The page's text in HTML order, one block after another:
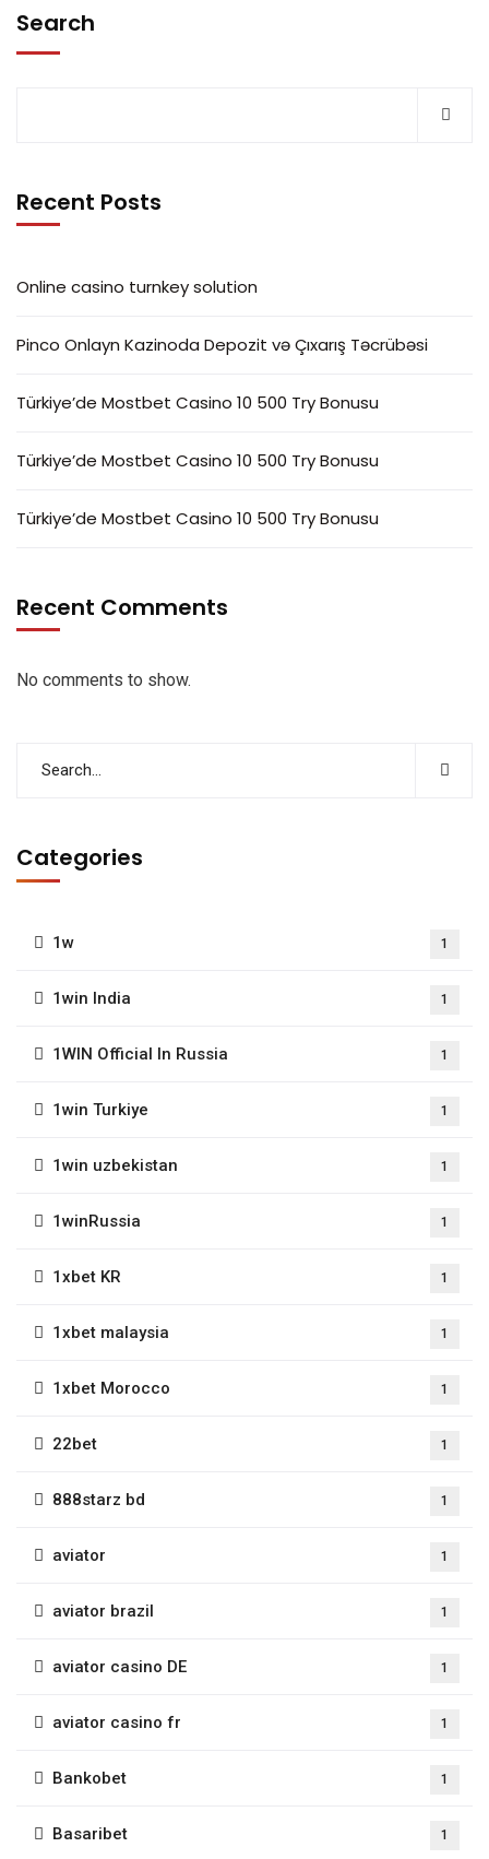
Search
Recent Posts
Online casino turnkey solution
Pinco Onlayn Kazinoda Depozit və Çıxarış Təcrübəsi
Türkiye’de Mostbet Casino 10 500 Try Bonusu
Türkiye’de Mostbet Casino 10 500 Try Bonusu
Türkiye’de Mostbet Casino 10 500 Try Bonusu
Recent Comments
No comments to show.
Categories
1w 1
1win India 1
1WIN Official In Russia 1
1win Turkiye 1
1win uzbekistan 1
1winRussia 1
1xbet KR 1
1xbet malaysia 1
1xbet Morocco 1
22bet 1
888starz bd 1
aviator 1
aviator brazil 1
aviator casino DE 1
aviator casino fr 1
Bankobet 1
Basaribet 1